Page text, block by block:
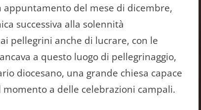
appuntamento del mese di dicembre,
successiva alla solennità
pellegrini anche di lucrare, con le
a questo luogo di pellegrinaggio,
diocesano, una grande chiesa capace
a delle celebrazioni campali.